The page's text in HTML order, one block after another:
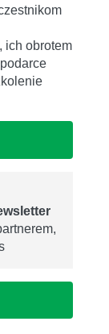
ich obrotem